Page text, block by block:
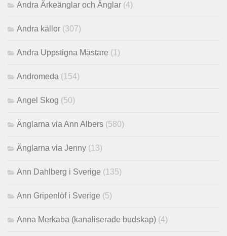
Andra Ärkeänglar och Änglar (4)
Andra källor (307)
Andra Uppstigna Mästare (1)
Andromeda (154)
Angel Skog (50)
Änglarna via Ann Albers (580)
Änglarna via Jenny (13)
Ann Dahlberg i Sverige (135)
Ann Gripenlöf i Sverige (5)
Anna Merkaba (kanaliserade budskap) (4)